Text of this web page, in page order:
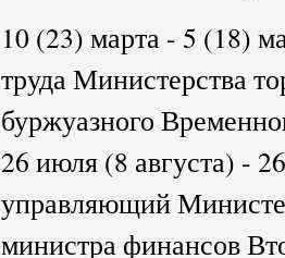
10 (23) марта - 5 (18)
труда Министерства
буржуазного
26 июля (8 августа) -
управляющий
министра финансов